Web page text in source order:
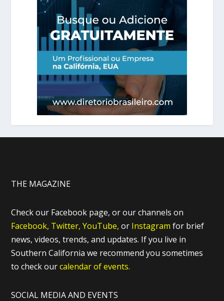
THE MAGAZINE
Check our Facebook page, or our channels on
Facebook, Twitter, YouTube, or Instagram for brief
news, videos, trends, and updates. If you live in
Southern California we recommend you sometimes
to check ourcalendar of events.
SOCIAL MEDIA AND EVENTS